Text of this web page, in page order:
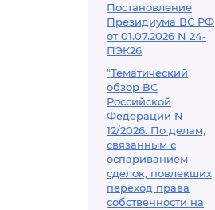
Постановление
Президиума ВС РФ
от 01.07.2026 N 24-
ПЭК26
"Тематический
обзор ВС
Российской
Федерации N
12/2026. По делам,
связанным с
оспариванием
сделок, повлекших
переход права
собственности на